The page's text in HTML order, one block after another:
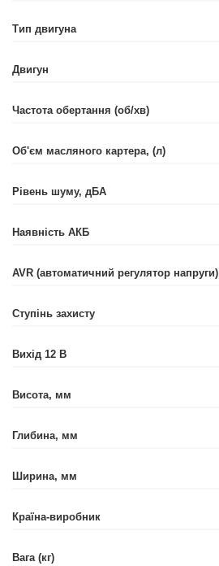
Тип двигуна
Двигун
Частота обертання (об/хв)
Об'єм масляного картера, (л)
Рівень шуму, дБА
Наявність АКБ
AVR (автоматичний регулятор напруги)
Ступінь захисту
Вихід 12 В
Висота, мм
Глибина, мм
Ширина, мм
Країна-виробник
Вага (кг)